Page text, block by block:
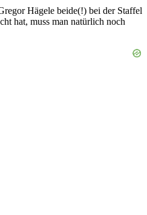
Hägele beide(!) bei der Staffel
hat, muss man natürlich noch